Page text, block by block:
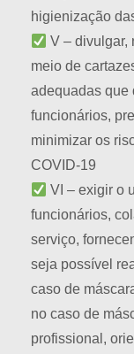
higienização
V – divulgar,
meio de
adequadas que
funcionários,
minimizar os
COVID-19
VI – exigir o
funcionários,
serviço,
seja possível
caso de
no caso de
profissional,